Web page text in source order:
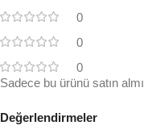
0
0
0
Değerlendirmeler
Sadece bu ürünü satın